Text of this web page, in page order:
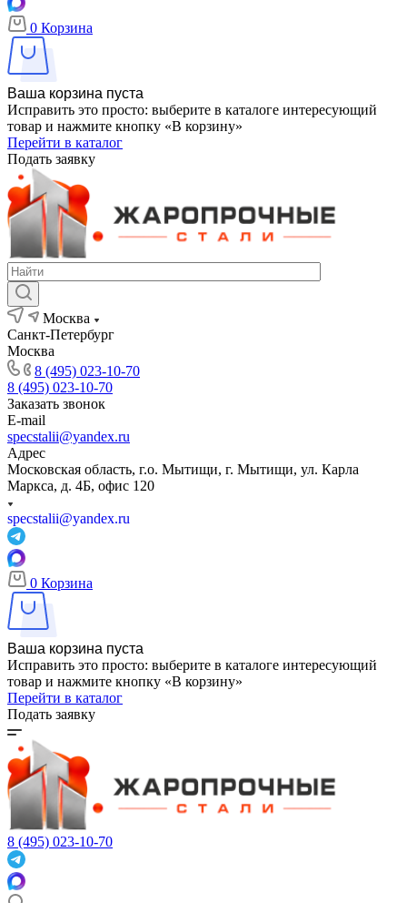
0 Корзина
Ваша корзина пуста
Исправить это просто: выберите в каталоге интересующий
товар и нажмите кнопку «В корзину»
Перейти в каталог
Подать заявку
Москва
Санкт-Петербург
Москва
8 (495) 023-10-70
8 (495) 023-10-70
Заказать звонок
E-mail
specstalii@yandex.ru
Адрес
Московская область, г.о. Мытищи, г. Мытищи, ул. Карла
Маркса, д. 4Б, офис 120
specstalii@yandex.ru
0 Корзина
Ваша корзина пуста
Исправить это просто: выберите в каталоге интересующий
товар и нажмите кнопку «В корзину»
Перейти в каталог
Подать заявку
8 (495) 023-10-70